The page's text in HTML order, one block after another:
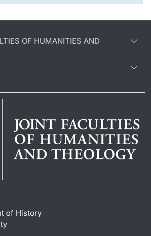
OF HUMANITIES AND
of History